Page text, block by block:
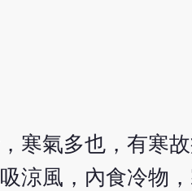
寒氣多也，有寒故
涼風，內食冷物